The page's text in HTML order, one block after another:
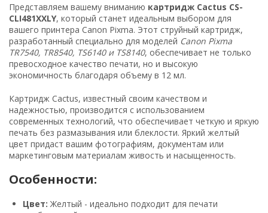
Представляем вашему вниманию картридж Cactus CS-
CLI481XXLY, который станет идеальным выбором для
вашего принтера Canon Pixma. Этот струйный картридж,
разработанный специально для моделей Canon Pixma
TR7540, TR8540, TS6140 и TS8140, обеспечивает не только
превосходное качество печати, но и высокую
экономичность благодаря объему в 12 мл.
Картридж Cactus, известный своим качеством и
надежностью, производится с использованием
современных технологий, что обеспечивает четкую и яркую
печать без размазывания или блеклости. Яркий желтый
цвет придаст вашим фотографиям, документам или
маркетинговым материалам живость и насыщенность.
Особенности:
Цвет: Желтый - идеально подходит для печати